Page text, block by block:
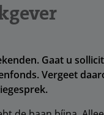
Gaat u
Vergeet